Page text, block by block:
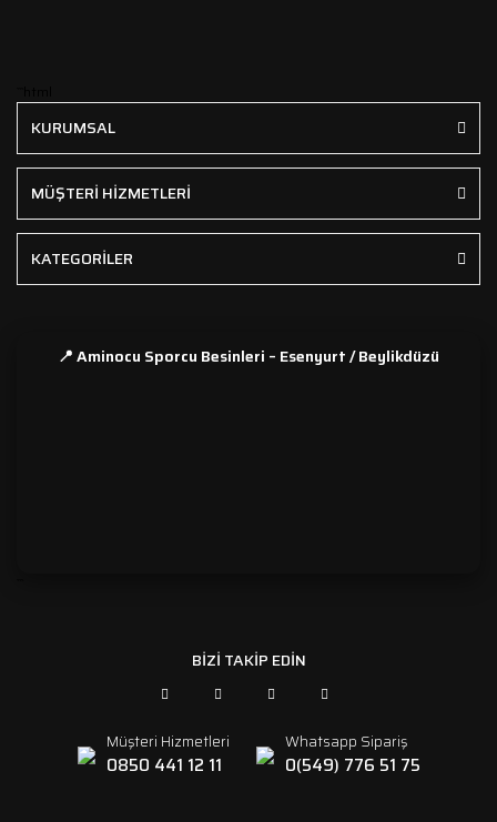
KURUMSAL
MÜŞTERİ HİZMETLERİ
KATEGORİLER
📍 Aminocu Sporcu Besinleri – Esenyurt / Beylikdüzü
BİZİ TAKİP EDİN
Müşteri Hizmetleri
0850 441 12 11
Whatsapp Sipariş
0(549) 776 51 75